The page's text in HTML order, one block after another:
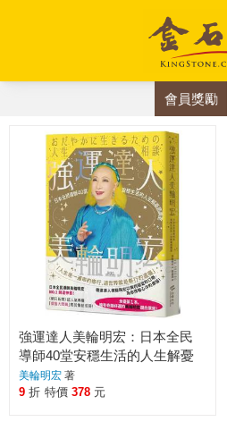
會員獎勵
強運達人美輪明宏：日本全民
導師40堂安穩生活的人生解憂
諮詢室
美輪明宏 著
9 折 特價 378 元